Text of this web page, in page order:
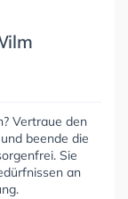
Vertraue den
beende die
Sie
an